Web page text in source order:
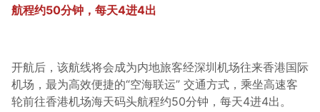
航程约50分钟，每天4进4出
开航后，该航线将会成为内地旅客经深圳机场往来香港国际
机场，最为高效便捷的“空海联运” 交通方式，乘坐高速客
轮前往香港机场海天码头航程约50分钟，每天4进4出。